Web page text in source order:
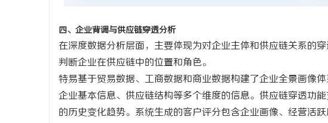
四、企业背调与供应链穿透分析
在深度数据分析层面，主要体现为对企业主体和供应链关系的
判断企业在供应链中的位置和角色。
特易基于贸易数据、工商数据和商业数据构建了企业全景画像
企业基本信息、供应链结构等多个维度的信息。供应链穿透功
的历史变化趋势。系统生成的客户评分包含企业画像、经营活